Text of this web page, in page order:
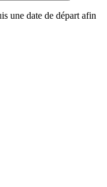
une date de départ afin